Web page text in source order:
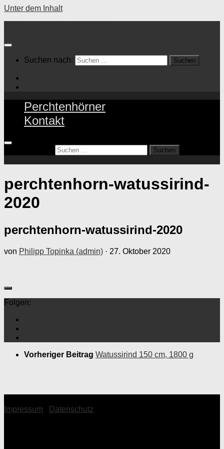
Unter dem Inhalt
Suchen nach:
Perchtenhörner
Kontakt
perchtenhorn-watussirind-
2020
perchtenhorn-watussirind-2020
von Philipp Topinka (admin) · 27. Oktober 2020
Folgen:
Vorheriger Beitrag Watussirind 150 cm, 1800 g
Impressum Datenschutz